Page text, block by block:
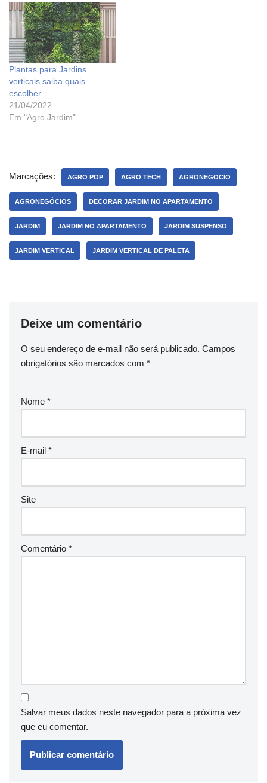
Plantas para Jardins
verticais saiba quais
escolher
21/04/2022
Em "Agro Jardim"
Marcações: AGRO POP AGRO TECH AGRONEGOCIO
AGRONEGÓCIOS DECORAR JARDIM NO APARTAMENTO
JARDIM JARDIM NO APARTAMENTO JARDIM SUSPENSO
JARDIM VERTICAL JARDIM VERTICAL DE PALETA
Deixe um comentário
O seu endereço de e-mail não será publicado. Campos
obrigatórios são marcados com *
Nome *
E-mail *
Site
Comentário *
Salvar meus dados neste navegador para a próxima vez
que eu comentar.